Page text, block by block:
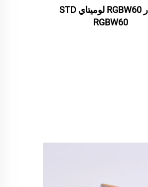
معيار RGBW60 لوميتاي STD
RGBW60